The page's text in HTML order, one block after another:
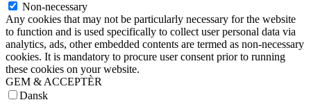
Non-necessary
Any cookies that may not be particularly necessary for the website
to function and is used specifically to collect user personal data via
analytics, ads, other embedded contents are termed as non-necessary
cookies. It is mandatory to procure user consent prior to running
these cookies on your website.
GEM & ACCEPTÈR
Dansk